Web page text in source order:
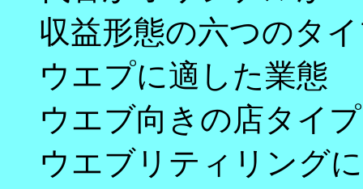
収益形態の六つのタ
ウエプに適した業態
ウエブ向きの店タイ
ウエブリティリング